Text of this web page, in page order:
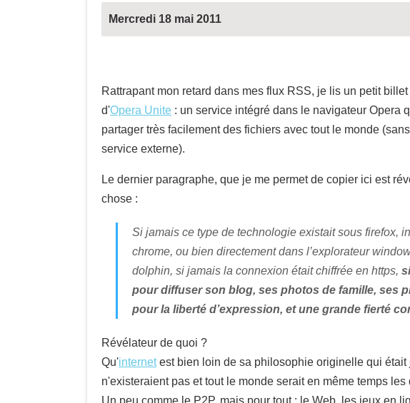
Mercredi 18 mai 2011
Rattrapant mon retard dans mes flux RSS, je lis un petit
d'Opera Unite : un service intégré dans le navigateur Opera
partager très facilement des fichiers avec tout le monde
service externe).
Le dernier paragraphe, que je me permet de copier ici est
chose :
Si jamais ce type de technologie existait sous firefox,
chrome, ou bien directement dans l’explorateur
dolphin, si jamais la connexion était chiffrée en https,
pour diffuser son blog, ses photos de famille, ses
pour la liberté d’expression, et une grande fierté
Révélateur de quoi ?
Qu'internetest bien loin de sa philosophie originelle qui
n'existeraient pas et tout le monde serait en même temps les
Un peu comme le P2P, mais pour tout : le Web, les jeux en